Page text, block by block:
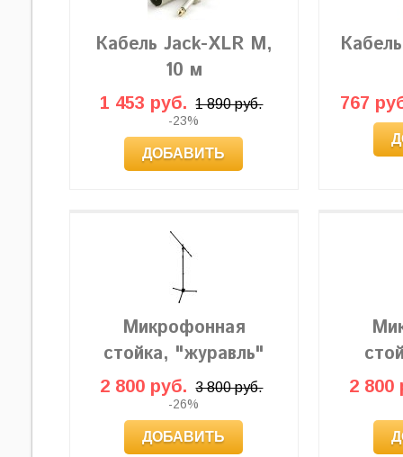
Кабель Jack-XLR M,
10 м
1 453 руб. 1 890 руб.
-23%
ДОБАВИТЬ
767
Микрофонная
стойка, "журавль"
2 800 руб. 3 800 руб.
-26%
ДОБАВИТЬ
2 800